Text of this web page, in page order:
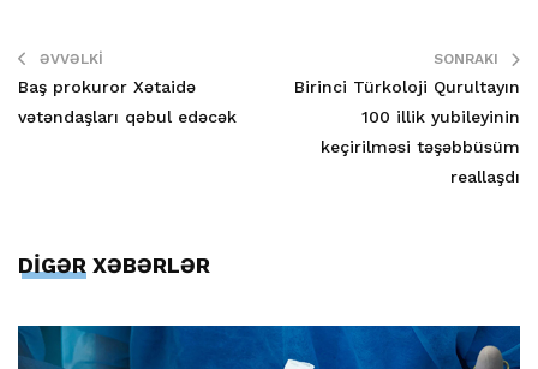
ƏVVƏLKI
Baş prokuror Xətaidə
vətəndaşları qəbul edəcək
SONRAKI
Birinci Türkoloji Qurultayın
100 illik yubileyinin
keçirilməsi təşəbbüsüm
reallaşdı
DİGƏR XƏBƏRLƏR